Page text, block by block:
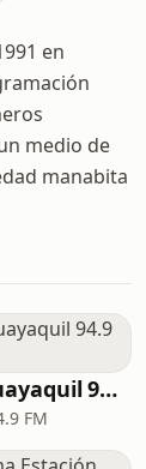
en
medio de
manabita
La Otra Guayaquil 94.9 FM
FM